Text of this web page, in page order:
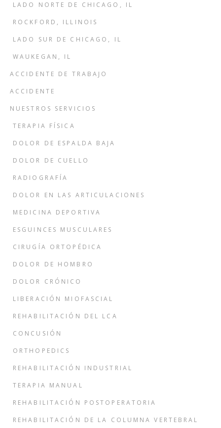
LADO NORTE DE CHICAGO, IL
ROCKFORD, ILLINOIS
LADO SUR DE CHICAGO, IL
WAUKEGAN, IL
ACCIDENTE DE TRABAJO
ACCIDENTE
NUESTROS SERVICIOS
TERAPIA FÍSICA
DOLOR DE ESPALDA BAJA
DOLOR DE CUELLO
RADIOGRAFÍA
DOLOR EN LAS ARTICULACIONES
MEDICINA DEPORTIVA
ESGUINCES MUSCULARES
CIRUGÍA ORTOPÉDICA
DOLOR DE HOMBRO
DOLOR CRÓNICO
LIBERACIÓN MIOFASCIAL
REHABILITACIÓN DEL LCA
CONCUSIÓN
ORTHOPEDICS
REHABILITACIÓN INDUSTRIAL
TERAPIA MANUAL
REHABILITACIÓN POSTOPERATORIA
REHABILITACIÓN DE LA COLUMNA VERTEBRAL